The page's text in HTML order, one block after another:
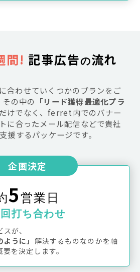
間! 記事広告の流れ
合わせていくつかのプランをご
の中の 「リード獲得最適化プラ
けでなく、ferret内でのバナー
に合ったメール配信などで貴社
援するパッケージです。
企画決定
5営業日
打ち合わせ
が、
うに」 解決するものなのかを軸
を決定します。